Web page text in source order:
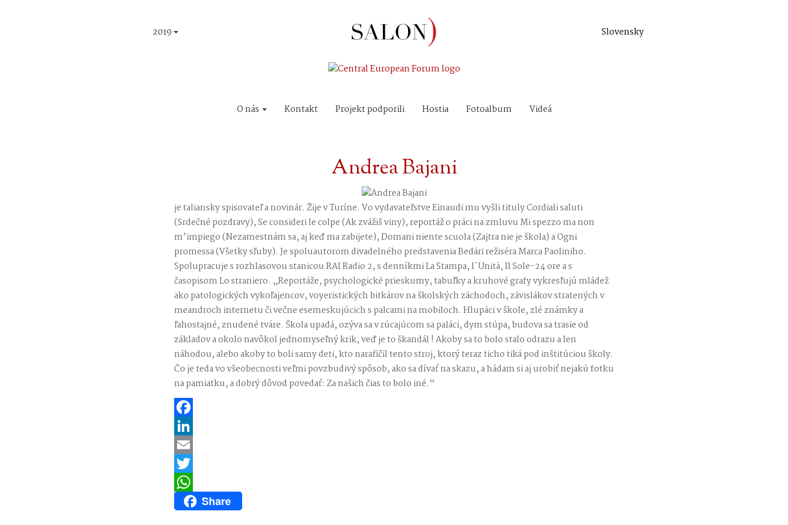
2019 Slovensky
O nás Kontakt Projekt podporili Hostia Fotoalbum Videá
Andrea Bajani
je taliansky spisovateľ a novinár. Žije v Turíne. Vo vydavateľstve Einaudi mu vyšli tituly Cordiali saluti
(Srdečné pozdravy), Se consideri le colpe (Ak zvážiš viny), reportáž o práci na zmluvu Mi spezzo ma non
m’impiego (Nezamestnám sa, aj keď ma zabijete), Domani niente scuola (Zajtra nie je škola) a Ogni
promessa (Všetky sľuby). Je spoluautorom divadelného predstavenia Bedári režiséra Marca Paoliniho.
Spolupracuje s rozhlasovou stanicou RAI Radio 2, s denníkmi La Stampa, l´Unità, Il Sole-24 ore a s
časopisom Lo straniero. „Reportáže, psychologické prieskumy, tabuľky a kruhové grafy vykresľujú mládež
ako patologických vykoľajencov, voyeristických bitkárov na školských záchodoch, závislákov stratených v
meandroch internetu či večne esemeskujúcich s palcami na mobiloch. Hlupáci v škole, zlé známky a
ľahostajné, znudené tváre. Škola upadá, ozýva sa v rúcajúcom sa paláci, dym stúpa, budova sa trasie od
základov a okolo navôkol jednomyseľný krik, veď je to škandál ! Akoby sa to bolo stalo odrazu a len
náhodou, alebo akoby to boli samy deti, kto narafičil tento stroj, ktorý teraz ticho tiká pod inštitúciou školy.
Čo je teda vo všeobecnosti veľmi povzbudivý spôsob, ako sa dívať na skazu, a hádam si aj urobiť nejakú fotku
na pamiatku, a dobrý dôvod povedať: Za našich čias to bolo iné.“
Facebook
LinkedIn
Email
Twitter
WhatsAppShare